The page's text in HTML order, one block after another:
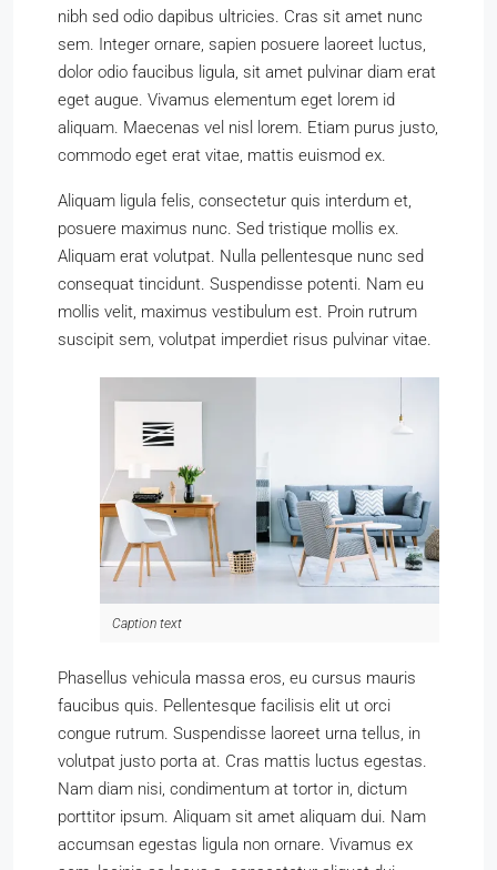
nibh sed odio dapibus ultricies. Cras sit amet nunc
sem. Integer ornare, sapien posuere laoreet luctus,
dolor odio faucibus ligula, sit amet pulvinar diam erat
eget augue. Vivamus elementum eget lorem id
aliquam. Maecenas vel nisl lorem. Etiam purus justo,
commodo eget erat vitae, mattis euismod ex.
Aliquam ligula felis, consectetur quis interdum et,
posuere maximus nunc. Sed tristique mollis ex.
Aliquam erat volutpat. Nulla pellentesque nunc sed
consequat tincidunt. Suspendisse potenti. Nam eu
mollis velit, maximus vestibulum est. Proin rutrum
suscipit sem, volutpat imperdiet risus pulvinar vitae.
Caption text
Phasellus vehicula massa eros, eu cursus mauris
faucibus quis. Pellentesque facilisis elit ut orci
congue rutrum. Suspendisse laoreet urna tellus, in
volutpat justo porta at. Cras mattis luctus egestas.
Nam diam nisi, condimentum at tortor in, dictum
porttitor ipsum. Aliquam sit amet aliquam dui. Nam
accumsan egestas ligula non ornare. Vivamus ex